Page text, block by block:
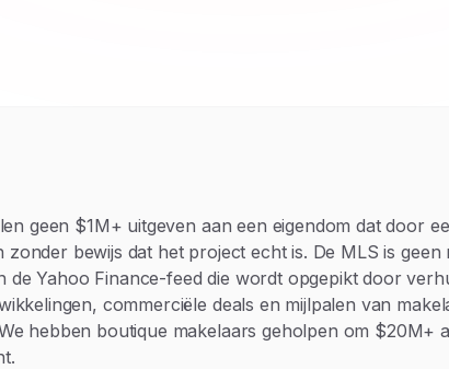
geen $1M+ uitgeven aan een eigendom dat door
bewijs dat het project echt is. De MLS is
Yahoo Finance-feed die wordt opgepikt door
commerciële deals en mijlpalen van
hebben boutique makelaars geholpen om